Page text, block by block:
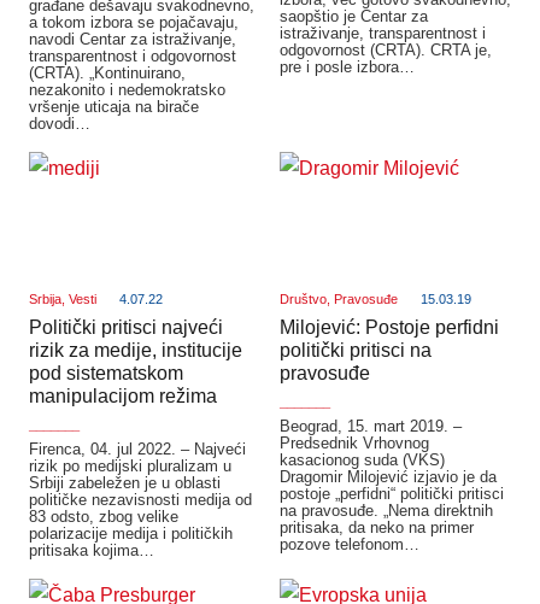
građane dešavaju svakodnevno,
a tokom izbora se pojačavaju,
navodi Centar za istraživanje,
transparentnost i odgovornost
(CRTA). „Kontinuirano,
nezakonito i nedemokratsko
vršenje uticaja na birače
dovodi…
saopštio je Centar za
istraživanje, transparentnost i
odgovornost (CRTA). CRTA je,
pre i posle izbora…
Srbija Vesti 4.07.22
Politički pritisci najveći
rizik za medije, institucije
pod sistematskom
manipulacijom režima
Firenca, 04. jul 2022. – Najveći
rizik po medijski pluralizam u
Srbiji zabeležen je u oblasti
političke nezavisnosti medija od
83 odsto, zbog velike
polarizacije medija i političkih
pritisaka kojima…
Društvo Pravosuđe 15.03.19
Milojević: Postoje perfidni
politički pritisci na
pravosuđe
Beograd, 15. mart 2019. –
Predsednik Vrhovnog
kasacionog suda (VKS)
Dragomir Milojević izjavio je da
postoje „perfidni“ politički pritisci
na pravosuđe. „Nema direktnih
pritisaka, da neko na primer
pozove telefonom…